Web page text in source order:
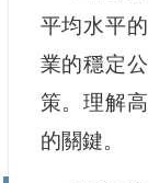
平均水平
業的穩定
策。理解
的關鍵。